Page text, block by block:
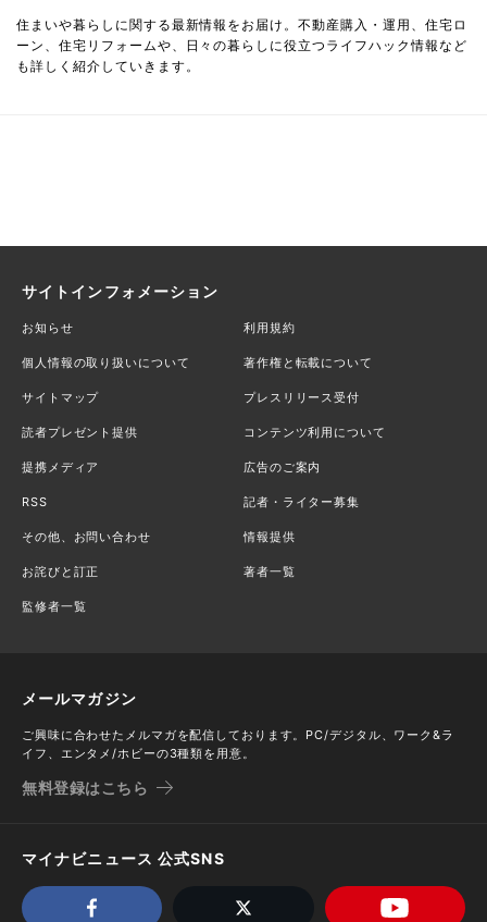
住まいや暮らしに関する最新情報をお届け。不動産購入・運用、住宅ロ
ーン、住宅リフォームや、日々の暮らしに役立つライフハック情報など
も詳しく紹介していきます。
サイトインフォメーション
お知らせ 利用規約
個人情報の取り扱いについて 著作権と転載について
サイトマップ プレスリリース受付
読者プレゼント提供 コンテンツ利用について
提携メディア 広告のご案内
RSS 記者・ライター募集
その他、お問い合わせ 情報提供
お詫びと訂正 著者一覧
監修者一覧
メールマガジン
ご興味に合わせたメルマガを配信しております。PC/デジタル、ワーク&ラ
イフ、エンタメ/ホビーの3種類を用意。
無料登録はこちら
マイナビニュース 公式SNS